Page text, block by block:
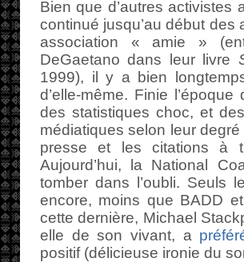
Bien que d’autres activistes
continué jusqu’au début
association « amie »
DeGaetano dans leur livre
1999), il y a bien
d’elle-même. Finie l’époque
des statistiques choc, et
médiatiques selon leur
presse et les citations à
Aujourd’hui, la National
tomber dans l’oubli. Seuls
encore, moins que BADD
cette dernière, Michael
elle de son vivant, a
positif (délicieuse ironie du